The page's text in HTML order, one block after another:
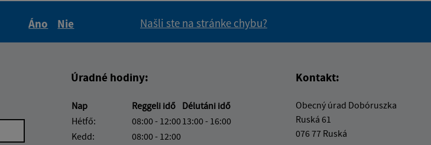
Áno
Nie
Našli ste na stránke chybu?
Úradné hodiny:
Nap Reggeli idő Délutáni idő
Hétfő:
08:00 - 12:0013:00 - 16:00
Kedd:
08:00 - 12:00
Kontakt:
Obecný úrad Dobóruszka
Ruská 61
076 77 Ruská